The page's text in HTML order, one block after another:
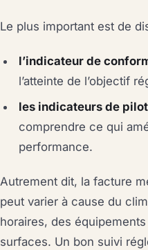
Le plus important est de
l’indicateur de
l’atteinte de l’objectif
les indicateurs de
comprendre ce qui
performance.
Autrement dit, la facture
peut varier à cause du
horaires, des
surfaces. Un bon suivi